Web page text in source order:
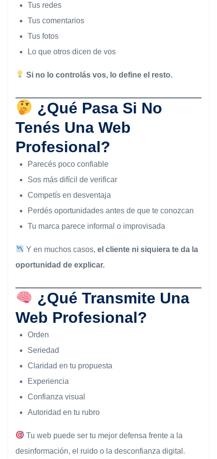
Tus redes
Tus comentarios
Tus fotos
Lo que otros dicen de vos
Si no lo controlás vos, lo define el resto.
¿Qué Pasa Si No
Tenés Una Web
Profesional?
Parecés poco confiable
Sos más difícil de verificar
Competís en desventaja
Perdés oportunidades antes de que te conozcan
Tu marca parece informal o improvisada
Y en muchos casos,el cliente ni siquiera te da la
oportunidad de explicar.
¿Qué Transmite Una
Web Profesional?
Orden
Seriedad
Claridad en tu propuesta
Experiencia
Confianza visual
Autoridad en tu rubro
Tu web puede ser tu mejor defensa frente a la
desinformación, el ruido o la desconfianza digital.